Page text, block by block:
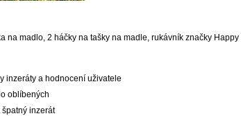
na madlo, 2 háčky na tašky na madle, rukávník značky
inzeráty a hodnocení uživatele
oblíbených
špatný inzerát